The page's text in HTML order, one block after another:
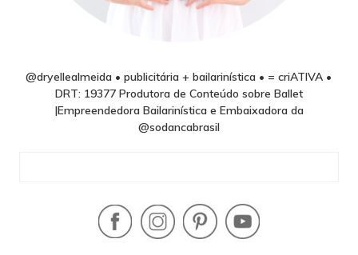
@dryellealmeida • publicitária + bailarinística • = criATIVA •
DRT: 19377 Produtora de Conteúdo sobre Ballet
|Empreendedora Bailarinística e Embaixadora da
@sodancabrasil